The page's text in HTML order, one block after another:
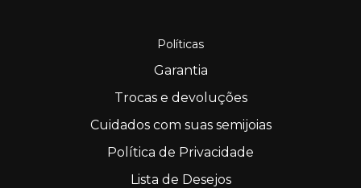
Políticas
Garantia
Trocas e devoluções
Cuidados com suas semijoias
Política de Privacidade
Lista de Desejos